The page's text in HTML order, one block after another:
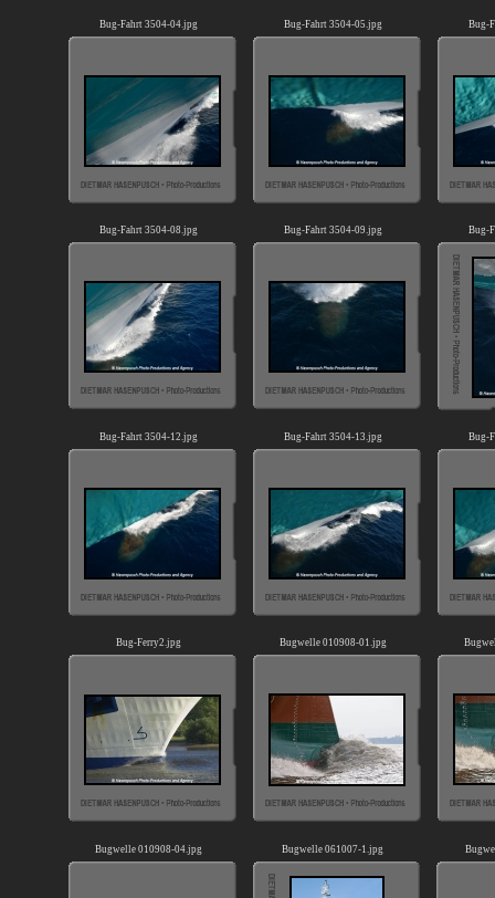
Bug-Fahrt 3504-04.jpg Bug-Fahrt 3504-05.jpg Bug-
Bug-Fahrt 3504-08.jpg Bug-Fahrt 3504-09.jpg Bug-
Bug-Fahrt 3504-12.jpg Bug-Fahrt 3504-13.jpg Bug-
Bug-Ferry2.jpg Bugwelle 010908-01.jpg
Bugwelle 010908-04.jpg Bugwelle 061007-1.jpg